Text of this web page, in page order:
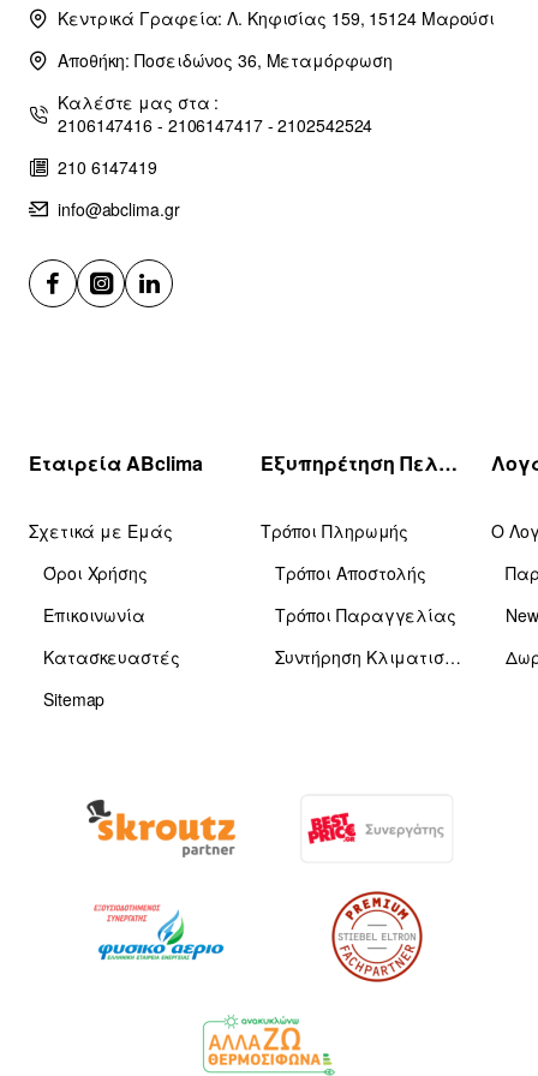
Κεντρικά Γραφεία: Λ. Κηφισίας 159, 15124 Μαρούσι
Αποθήκη: Ποσειδώνος 36, Μεταμόρφωση
Καλέστε μας στα :
2106147416 - 2106147417 - 2102542524
210 6147419
info@abclima.gr
Εταιρεία ABclima
Σχετικά με Εμάς
Όροι Χρήσης
Επικοινωνία
Κατασκευαστές
Sitemap
Εξυπηρέτηση Πελατών
Τρόποι Πληρωμής
Τρόποι Αποστολής
Τρόποι Παραγγελίας
Συντήρηση Κλιματιστικών
Ο